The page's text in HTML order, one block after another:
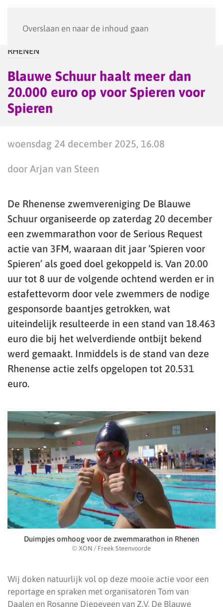
Overslaan en naar de inhoud gaan
RHENEN
Blauwe Schuur haalt meer dan
20.000 euro op voor Spieren voor
Spieren
woensdag 24 december 2025, 16.08
door Arjan van Steen
De Rhenense zwemvereniging De Blauwe
Schuur organiseerde op zaterdag 20 december
een zwemmarathon voor de Serious Request
actie van 3FM, waaraan dit jaar ‘Spieren voor
Spieren’ als goed doel gekoppeld is. Van 20.00
uur tot 8 uur de volgende ochtend werden er in
estafettevorm door vele zwemmers de nodige
gesponsorde baantjes getrokken, wat
uiteindelijk resulteerde in een stand van 18.463
euro die bij het welverdiende ontbijt bekend
werd gemaakt. Inmiddels is de stand van deze
Rhenense actie zelfs opgelopen tot 20.531
euro.
Duimpjes omhoog voor de zwemmarathon in Rhenen
© XON / Freek Steenvoorde
Wij doken natuurlijk vol op deze mooie actie voor een
reportage en spraken met organisatoren Tom van
Daalen en Rosanne Diepeveen van Z.V. De Blauwe